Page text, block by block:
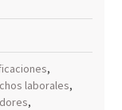
,
laborales,
,